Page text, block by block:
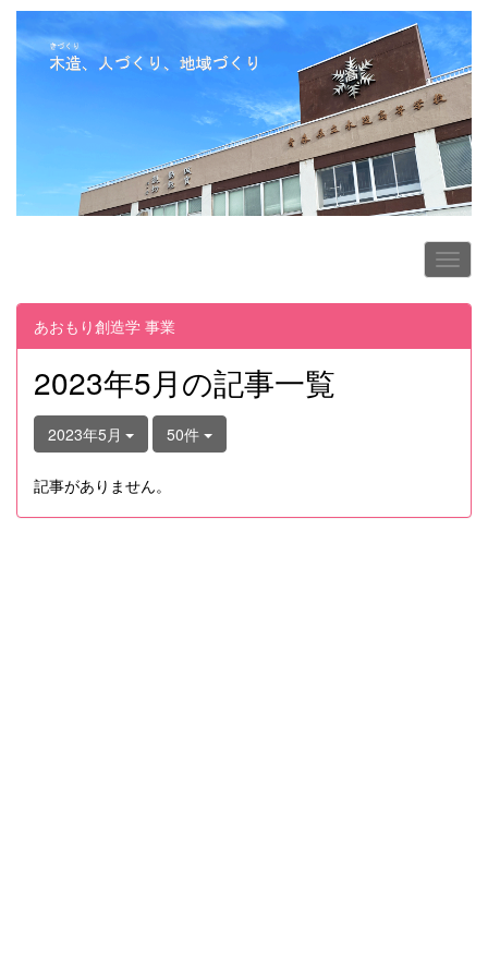
あおもり創造学 事業
2023年5月の記事一覧
2023年5月 50件
記事がありません。